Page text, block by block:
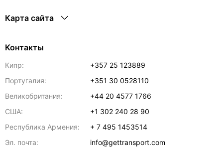
Карта сайта
Контакты
Кипр:
+357 25 123889
Португалия:
+351 30 0528110
Великобритания:
+44 20 4577 1766
США:
+1 302 240 28 90
Республика Армения:
+ 7 495 1453514
Эл. почта:
info@gettransport.com